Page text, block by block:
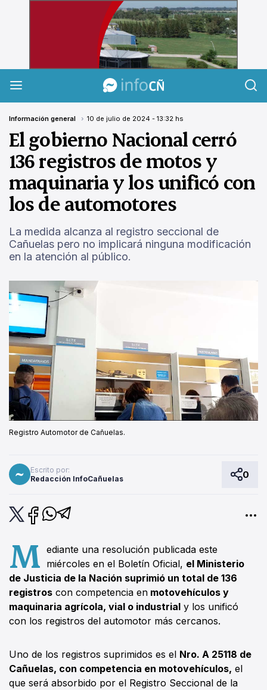
InfoCañuelas
Información general 10 de julio de 2024 - 13:32 hs
El gobierno Nacional cerró
136 registros de motos y
maquinaria y los unificó con
los de automotores
La medida alcanza al registro seccional de
Cañuelas pero no implicará ninguna modificación
en la atención al público.
Registro Automotor de Cañuelas.
Escrito por:
Redacción InfoCañuelas
0
M ediante una resolución publicada este
miércoles en el Boletín Oficial, el Ministerio
de Justicia de la Nación suprimió un total de 136
registros con competencia en motovehículos y
maquinaria agrícola, vial o industrial y los unificó
con los registros del automotor más cercanos.
Uno de los registros suprimidos es el Nro. A 25118 de
Cañuelas, con competencia en motovehículos, el
que será absorbido por el Registro Seccional de la